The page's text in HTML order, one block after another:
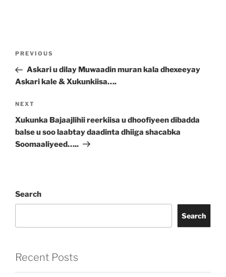
PREVIOUS
Askari u dilay Muwaadin muran kala dhexeeyay
Askari kale & Xukunkiisa….
NEXT
Xukunka Bajaajlihii reerkiisa u dhoofiyeen dibadda
balse u soo laabtay daadinta dhiiga shacabka
Soomaaliyeed…..
Search
Search
Recent Posts